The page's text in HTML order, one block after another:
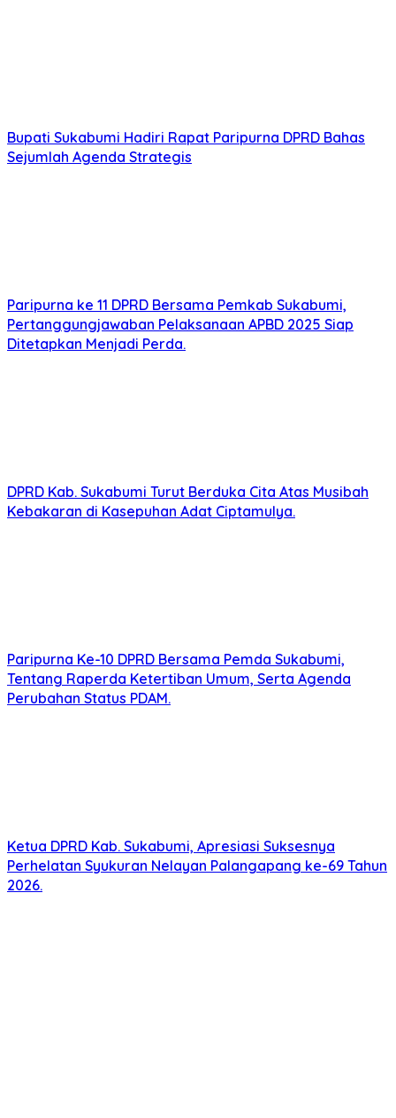
Bupati Sukabumi Hadiri Rapat Paripurna DPRD Bahas
Sejumlah Agenda Strategis
Paripurna ke 11 DPRD Bersama Pemkab Sukabumi,
Pertanggungjawaban Pelaksanaan APBD 2025 Siap
Ditetapkan Menjadi Perda.
DPRD Kab. Sukabumi Turut Berduka Cita Atas Musibah
Kebakaran di Kasepuhan Adat Ciptamulya.
Paripurna Ke-10 DPRD Bersama Pemda Sukabumi,
Tentang Raperda Ketertiban Umum, Serta Agenda
Perubahan Status PDAM.
Ketua DPRD Kab. Sukabumi, Apresiasi Suksesnya
Perhelatan Syukuran Nelayan Palangapang ke-69 Tahun
2026.